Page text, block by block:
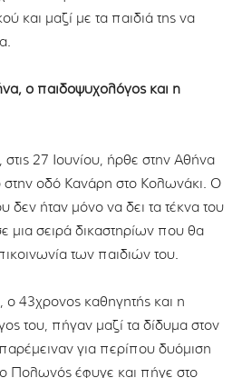
και μαζί με τα παιδιά της να
ο παιδοψυχολόγος και η
27 Ιουνίου, ήρθε στην Αθήνα
στην οδό Κανάρη στο Κολωνάκι. Ο
δεν ήταν μόνο να δει τα τέκνα του
μια σειρά δικαστηρίων που θα
των παιδιών του.
ο 43χρονος καθηγητής και η
του, πήγαν μαζί τα δίδυμα στον
για περίπου δυόμιση
Πολωνός έφυγε και πήγε στο